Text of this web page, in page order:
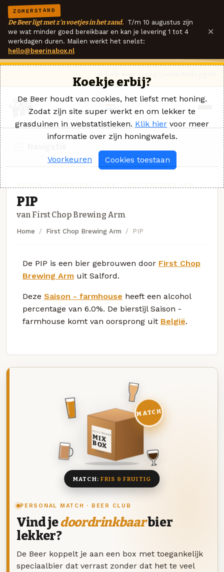
ZOMERSTAND
De Beer ligt met z'n voetjes in het zand. T/m 10 augustus zijn
we wat minder goed bereikbaar en kan je levering 1 tot 4
werkdagen duren. Mailen werkt het snelst:
hello@beerinabox.nl
×
PIP
van First Chop Brewing Arm
Home First Chop Brewing Arm PIP
De PIP is een bier gebrouwen door First Chop
Brewing Arm uit Salford.
Deze Saison - farmhouse heeft een alcohol
percentage van 6.0%. De bierstijl Saison -
farmhouse komt van oorsprong uit België.
PERSONAL MATCH · BEER CLUB
Vind jedoordrinkbaarbier
lekker?
De Beer koppelt je aan een box met toegankelijk
speciaalbier dat verrast zonder dat het te veel
DEZE MAAND
MIX
BOX
8 BIEREN
MATCH
MATCH: FRIS & FRUITIG
Koekje erbij?
De Beer houdt van cookies, het liefst met honing.
Zodat zijn site super werkt en om lekker te
grasduinen in webstatistieken. Klik hier voor meer
informatie over zijn honingwafels.
Voorkeuren Cookies toestaan